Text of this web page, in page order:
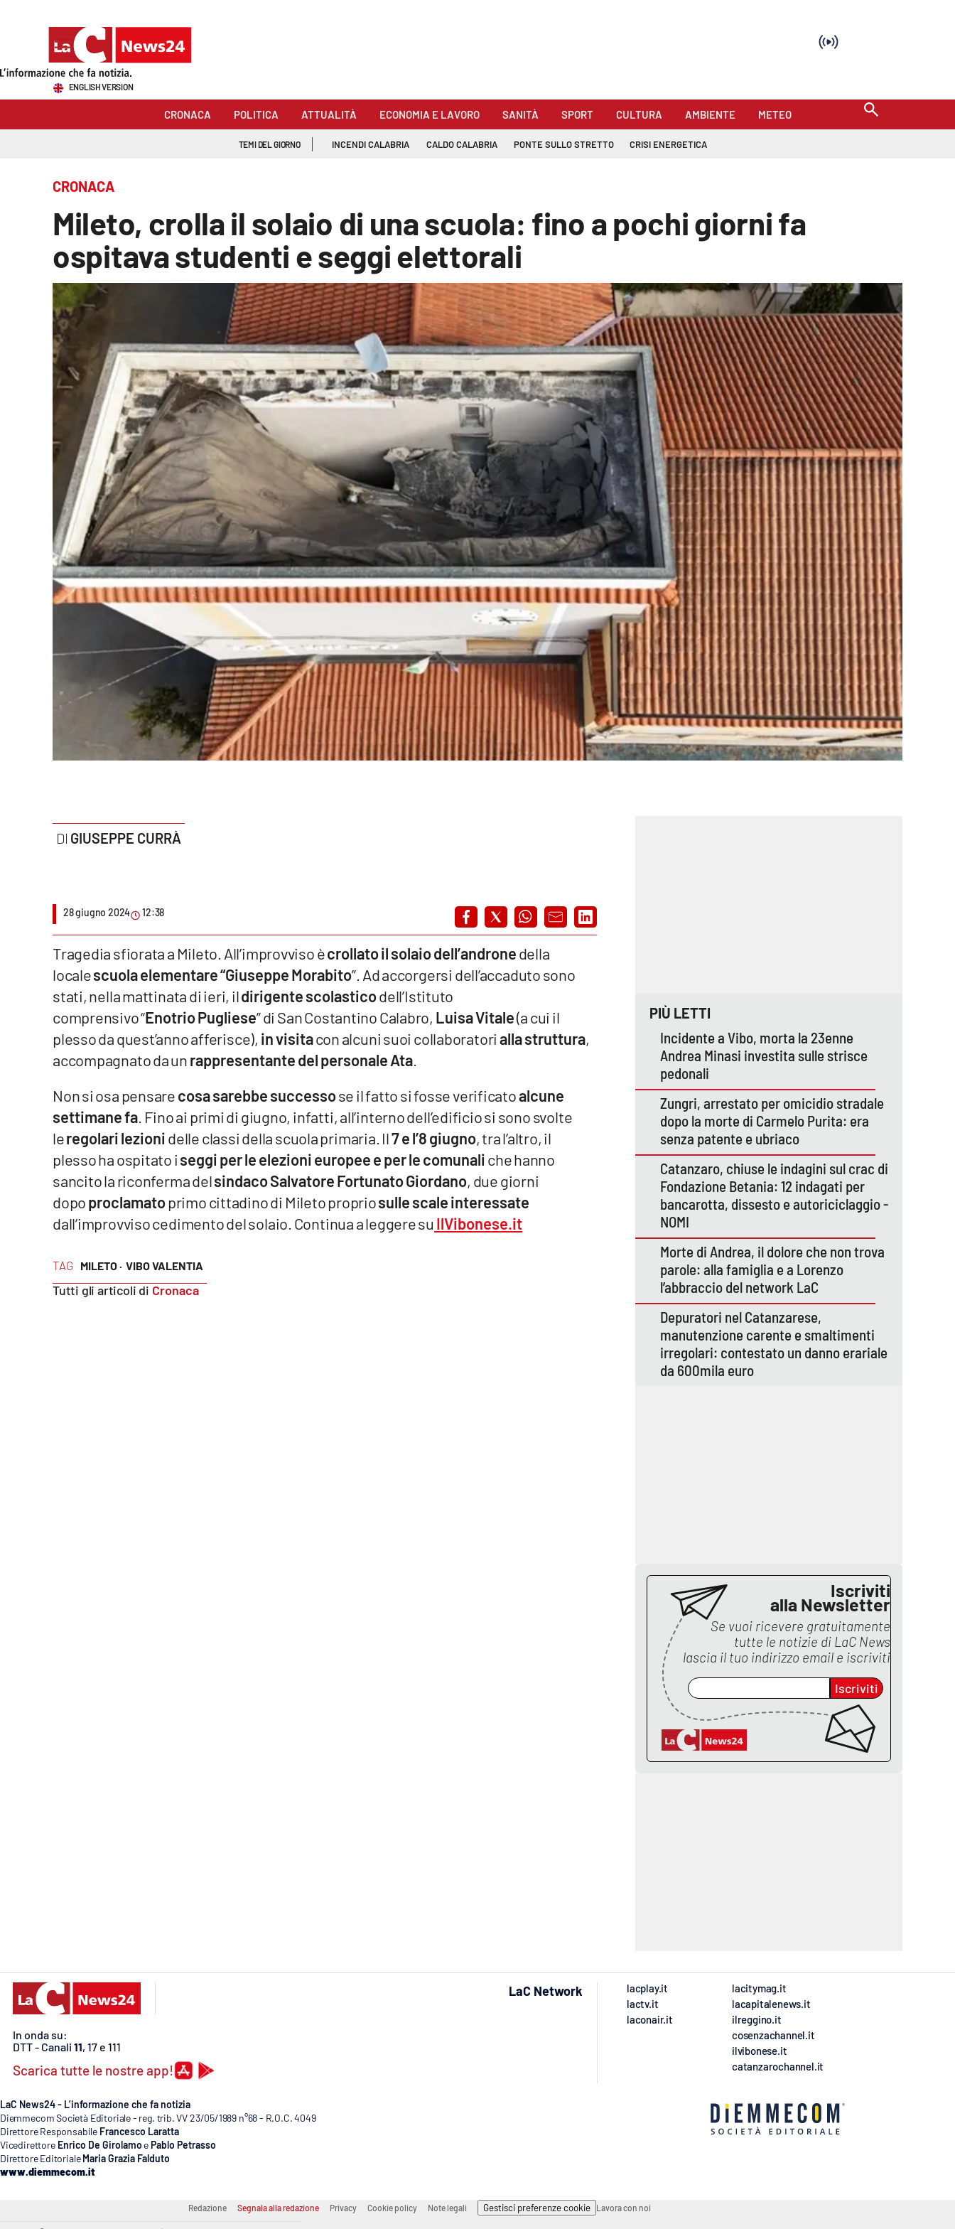
Sezioni
Economia e lavoro
Economia e Lavoro
Parchi Marini Calabria
Imprese Di Calabria
Venti di comunicazione
Streaming
Vibo Valentia
Catanzarochannel.it
App
ENGLISH VERSION
CRONACA POLITICA ATTUALITÀ ECONOMIA E LAVORO SANITÀ SPORT CULTURA AMBIENTE METEO
TEMI DEL GIORNO INCENDI CALABRIA CALDO CALABRIA PONTE SULLO STRETTO CRISI ENERGETICA
CRONACA
Mileto, crolla il solaio di una scuola: fino a pochi giorni fa
ospitava studenti e seggi elettorali
GIUSEPPE CURRÀ
28 giugno 2024 12:38
TAG MILETO · VIBO VALENTIA
Tutti gli articoli di Cronaca
Tragedia sfiorata a Mileto. All’improvviso ècrollato il solaiodell’andronedella
localescuola elementare “Giuseppe Morabito”. Ad accorgersi dell’accaduto sono
stati, nella mattinata di ieri, ildirigente scolasticodell’Istituto
comprensivo “Enotrio Pugliese” di San Costantino Calabro, Luisa Vitale(a cui il
plesso da quest’anno afferisce), in visitacon alcuni suoi collaboratorialla struttura,
accompagnato da unrappresentante del personale Ata.
Non si osa pensarecosa sarebbe successose il fatto si fosse verificatoalcune
settimane fa . Fino ai primi di giugno, infatti, all’interno dell’edificio si sono svolte
leregolari lezionidelle classi della scuola primaria. Il7 e l’8 giugno, tra l’altro, il
plesso ha ospitato iseggi per le elezionieuropee e per le comunaliche hanno
sancito la riconferma delsindacoSalvatore Fortunato Giordano, due giorni
dopoproclamatoprimo cittadino di Mileto propriosulle scale interessate
dall’improvviso cedimento del solaio. Continua a leggere su IlVibonese.it
PIÙ LETTI
Incidente a Vibo, morta la 23enne
Andrea Minasi investita sulle strisce
pedonali
Zungri, arrestato per omicidio stradale
dopo la morte di Carmelo Purita: era
senza patente e ubriaco
Catanzaro, chiuse le indagini sul crac di
Fondazione Betania: 12 indagati per
bancarotta, dissesto e autoriciclaggio -
NOMI
Morte di Andrea, il dolore che non trova
parole: alla famiglia e a Lorenzo
l’abbraccio del network LaC
Depuratori nel Catanzarese,
manutenzione carente e smaltimenti
irregolari: contestato un danno erariale
da 600mila euro
Iscriviti
alla Newsletter
Se vuoi ricevere gratuitamente
tutte le notizie di LaC News
lascia il tuo indirizzo email e iscriviti
Iscriviti
In onda su:
DTT - Canali 11, 17 e 111
Scarica tutte le nostre app!
LaC Network
lacplay.it
lactv.it
laconair.it
lacitymag.it
lacapitalenews.it
ilreggino.it
cosenzachannel.it
ilvibonese.it
catanzarochannel.it
LaC News24 - L’informazione che fa notizia
Diemmecom Società Editoriale - reg. trib. VV 23/05/1989 n°68 - R.O.C. 4049
Direttore Responsabile Francesco Laratta
Vicedirettore Enrico De Girolamo e Pablo Petrasso
Direttore Editoriale Maria Grazia Falduto
www.diemmecom.it
Redazione Segnala alla redazione Privacy Cookie policy Note legali Gestisci preferenze cookie Lavora con noi